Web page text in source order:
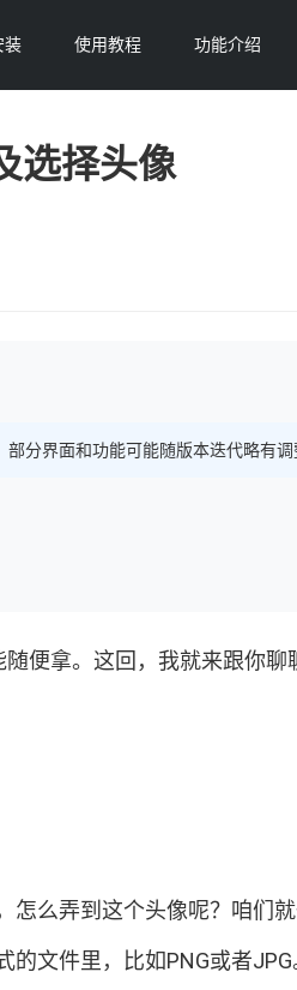
装 使用教程 功能介绍
选择头像
分界面和功能可能随版本迭代略有调
便拿。这回，我就来跟你聊
么弄到这个头像呢？咱们就
文件里，比如PNG或者JPG